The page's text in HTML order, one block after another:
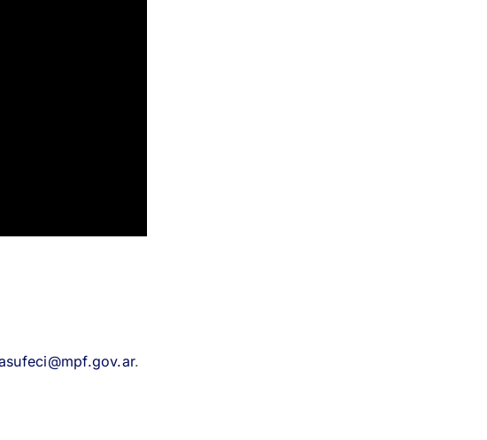
.